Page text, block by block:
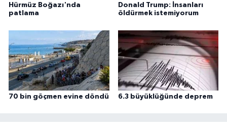
Hürmüz Boğazı'nda
patlama
Donald Trump: İnsanları
öldürmek istemiyorum
70 bin göçmen evine döndü 6.3 büyüklüğünde deprem